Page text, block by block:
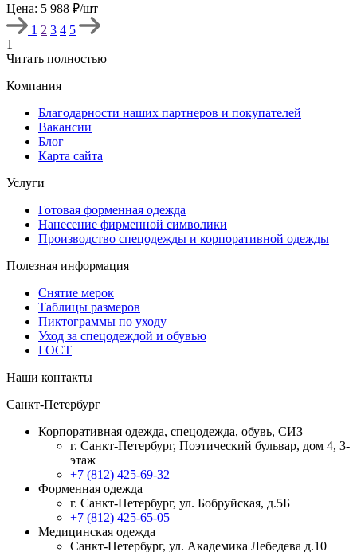
Цена: 5 988 ₽/шт
1 2 3 4 5
1
Читать полностью
Компания
Благодарности наших партнеров и покупателей
Вакансии
Блог
Карта сайта
Услуги
Готовая форменная одежда
Нанесение фирменной символики
Производство спецодежды и корпоративной одежды
Полезная информация
Снятие мерок
Таблицы размеров
Пиктограммы по уходу
Уход за спецодеждой и обувью
ГОСТ
Наши контакты
Санкт-Петербург
Корпоративная одежда, спецодежда, обувь, СИЗ
г. Санкт-Петербург, Поэтический бульвар, дом 4, 3-
этаж
+7 (812) 425-69-32
Форменная одежда
г. Санкт-Петербург, ул. Бобруйская, д.5Б
+7 (812) 425-65-05
Медицинская одежда
Санкт-Петербург, ул. Академика Лебедева д.10